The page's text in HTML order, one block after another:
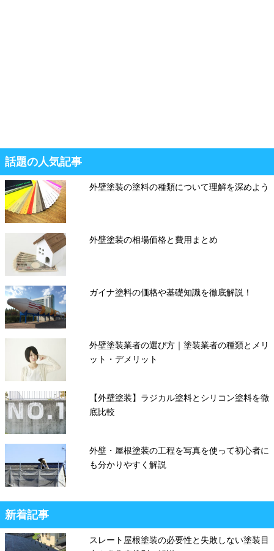
話題の人気記事
外壁塗装の塗料の種類について理解を深めよう
外壁塗装の相場価格と費用まとめ
ガイナ塗料の価格や基礎知識を徹底解説！
外壁塗装業者の選び方｜塗装業者の種類とメリ
ット・デメリット
【外壁塗装】ラジカル塗料とシリコン塗料を徹
底比較
外壁・屋根塗装の工程を写真を使って初心者に
も分かりやすく解説
新着記事
スレート屋根塗装の必要性と失敗しない塗装目